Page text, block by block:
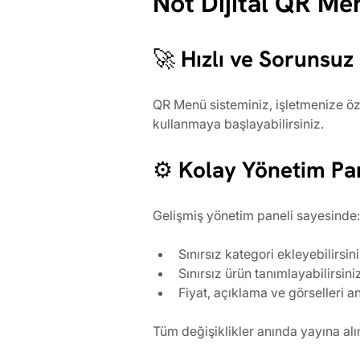
🚀 Hızlı ve
QR Menü sisteminiz, işletmenize
kullanmaya başlayabilirsiniz.
⚙️ Kolay Yönetim
Gelişmiş yönetim paneli sayesinde:
Sınırsız kategori
Sınırsız ürün
Fiyat, açıklama ve görselleri
Tüm değişiklikler anında yayına